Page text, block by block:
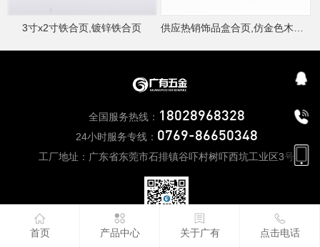
3寸x2寸铁合页,镀锌铁合页
全国服务热线： 18028968328
24小时服务专线： 0769-86650348
工厂地址：广东省东莞市石排镇谷吓村树吓西坑工业区3号
首页 产品中心 关于广有 点击电话